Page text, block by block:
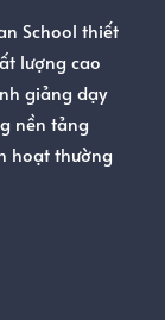
School thiết
lượng cao
giảng dạy
nền tảng
hoạt thường